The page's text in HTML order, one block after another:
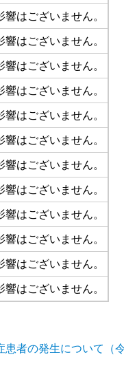
はございません。
はございません。
はございません。
はございません。
はございません。
はございません。
はございません。
はございません。
はございません。
はございません。
はございません。
はございません。
者の発生について（